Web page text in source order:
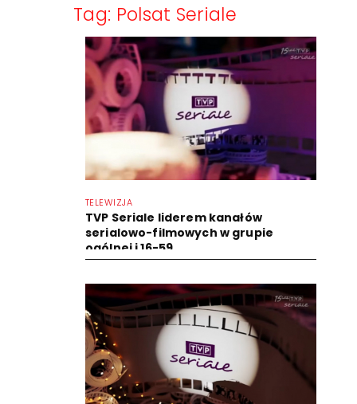
Tag: Polsat Seriale
TELEWIZJA
TVP Seriale liderem kanałów
serialowo-filmowych w grupie
ogólnej i 16-59